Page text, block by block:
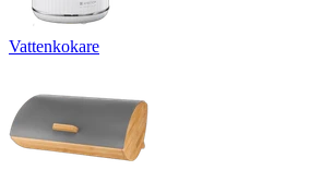
Vattenkokare